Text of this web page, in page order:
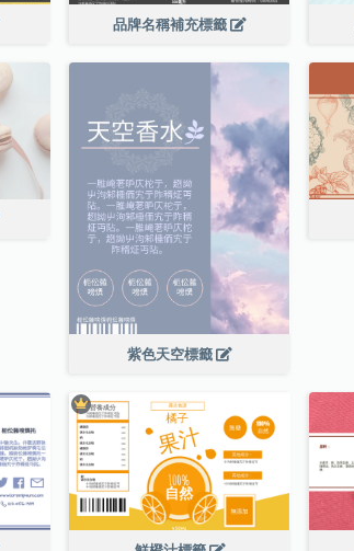
品牌名稱補充標籤
紫色天空標籤